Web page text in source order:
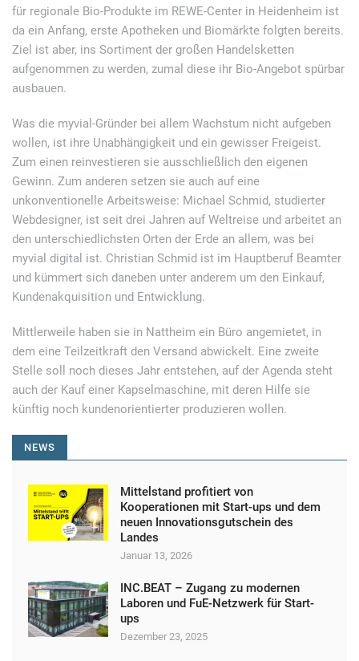
für regionale Bio-Produkte im REWE-Center in Heidenheim ist
da ein Anfang, erste Apotheken und Biomärkte folgten bereits.
Ziel ist aber, ins Sortiment der großen Handelsketten
aufgenommen zu werden, zumal diese ihr Bio-Angebot spürbar
ausbauen.
Was die myvial-Gründer bei allem Wachstum nicht aufgeben
wollen, ist ihre Unabhängigkeit und ein gewisser Freigeist.
Zum einen reinvestieren sie ausschließlich den eigenen
Gewinn. Zum anderen setzen sie auch auf eine
unkonventionelle Arbeitsweise: Michael Schmid, studierter
Webdesigner, ist seit drei Jahren auf Weltreise und arbeitet an
den unterschiedlichsten Orten der Erde an allem, was bei
myvial digital ist. Christian Schmid ist im Hauptberuf Beamter
und kümmert sich daneben unter anderem um den Einkauf,
Kundenakquisition und Entwicklung.
Mittlerweile haben sie in Nattheim ein Büro angemietet, in
dem eine Teilzeitkraft den Versand abwickelt. Eine zweite
Stelle soll noch dieses Jahr entstehen, auf der Agenda steht
auch der Kauf einer Kapselmaschine, mit deren Hilfe sie
künftig noch kundenorientierter produzieren wollen.
NEWS
Mittelstand profitiert von
Kooperationen mit Start-ups und dem
neuen Innovationsgutschein des
Landes
Januar 13, 2026
INC.BEAT – Zugang zu modernen
Laboren und FuE-Netzwerk für Start-
ups
Dezember 23, 2025